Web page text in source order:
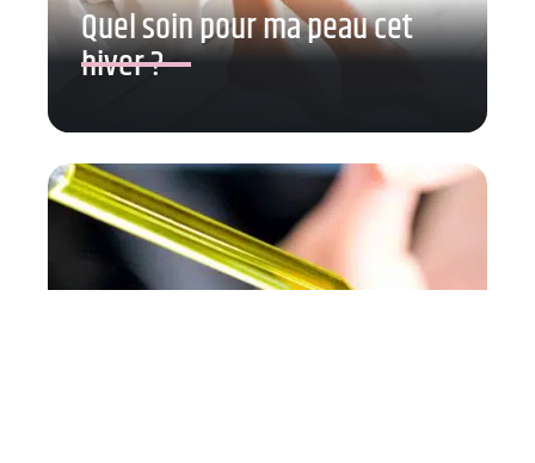
Quel soin pour ma peau cet
hiver ?